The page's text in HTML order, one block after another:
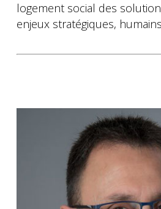
logement social des
enjeux stratégiques,